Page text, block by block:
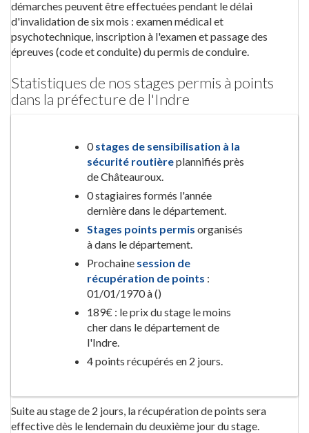
démarches peuvent être effectuées pendant le délai
d'invalidation de six mois : examen médical et
psychotechnique, inscription à l'examen et passage des
épreuves (code et conduite) du permis de conduire.
Statistiques de nos stages permis à points
dans la préfecture de l'Indre
0stages de sensibilisation à la
sécurité routièreplannifiés près
de Châteauroux.
0 stagiaires formés l'année
dernière dans le département.
Stages points permis organisés
à dans le département.
Prochaine session de
récupération de points :
01/01/1970 à ()
189€ : le prix du stage le moins
cher dans le département de
l'Indre.
4 points récupérés en 2 jours.
Suite au stage de 2 jours, la récupération de points sera
effective dès le lendemain du deuxième jour du stage.